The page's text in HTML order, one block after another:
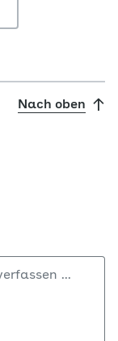
Nach oben